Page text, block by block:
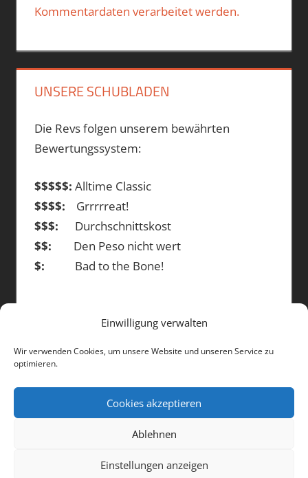
Einwilligung verwalten
Wir verwenden Cookies, um unsere Website und unseren Service zu
optimieren.
Cookies akzeptieren
Ablehnen
Einstellungen anzeigen
Kommentardaten verarbeitet werden.
UNSERE SCHUBLADEN
Die Revs folgen unserem bewährten
Bewertungssystem:
$$$$$: Alltime Classic
$$$$: Grrrrreat!
$$$: Durchschnittskost
$$: Den Peso nicht wert
$: Bad to the Bone!
DIE BEITRÄGE
WordPress-Theme: Tortuga von ThemeZee.